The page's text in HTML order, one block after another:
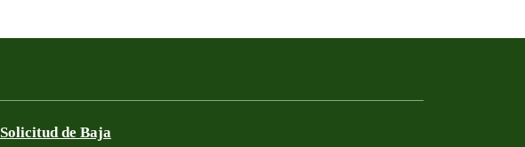
Solicitud de Baja